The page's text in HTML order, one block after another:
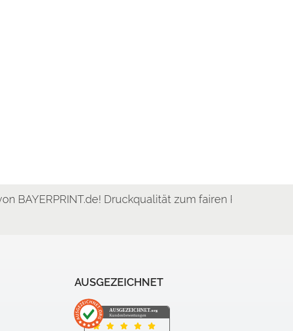
Druckqualität zum fairen Preis, günstig & schnell!
AUSGEZEICHNET
AUSGEZEICHNET .org
Kundenbewertungen